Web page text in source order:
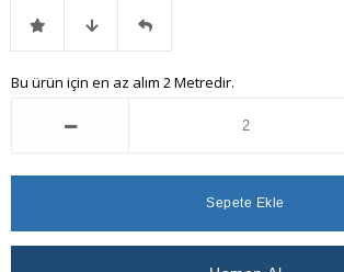
Telefonla
Sipariş
Favorilere
Ekle
İstek
Listeme
İndirimli Fiyat
Ver
Gelince
Bu ürün için en az alım 2 Metredir.